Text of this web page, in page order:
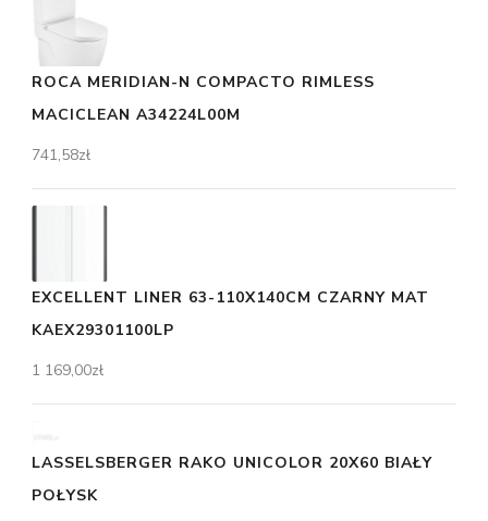
ROCA MERIDIAN-N COMPACTO RIMLESS
MACICLEAN A34224L00M
741,58zł
EXCELLENT LINER 63-110X140CM CZARNY MAT
KAEX29301100LP
1 169,00zł
LASSELSBERGER RAKO UNICOLOR 20X60 BIAŁY
POŁYSK